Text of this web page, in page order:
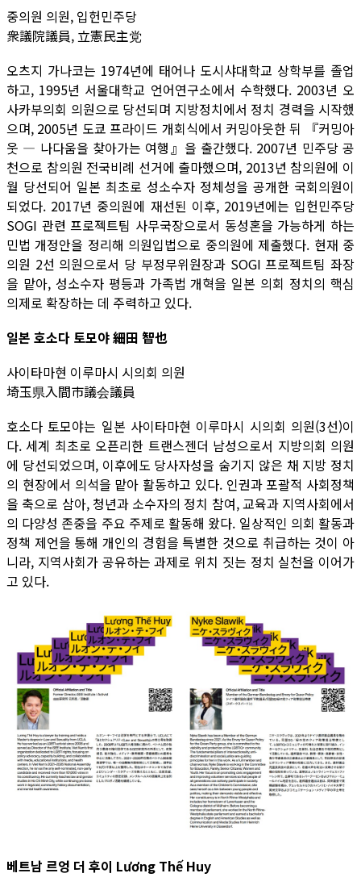
중의원 의원, 입헌민주당
衆議院議員, 立憲民主党
오츠지 가나코는 1974년에 태어나 도시샤대학교 상학부를 졸업
하고, 1995년 서울대학교 언어연구소에서 수학했다. 2003년 오
사카부의회 의원으로 당선되며 지방정치에서 정치 경력을 시작했
으며, 2005년 도쿄 프라이드 개회식에서 커밍아웃한 뒤 『커밍아
웃 ― 나다움을 찾아가는 여행』을 출간했다. 2007년 민주당 공
천으로 참의원 전국비례 선거에 출마했으며, 2013년 참의원에 이
월 당선되어 일본 최초로 성소수자 정체성을 공개한 국회의원이
되었다. 2017년 중의원에 재선된 이후, 2019년에는 입헌민주당
SOGI 관련 프로젝트팀 사무국장으로서 동성혼을 가능하게 하는
민법 개정안을 정리해 의원입법으로 중의원에 제출했다. 현재 중
의원 2선 의원으로서 당 부정무위원장과 SOGI 프로젝트팀 좌장
을 맡아, 성소수자 평등과 가족법 개혁을 일본 의회 정치의 핵심
의제로 확장하는 데 주력하고 있다.
일본 호소다 토모야 細田 智也
사이타마현 이루마시 시의회 의원
埼玉県入間市議会議員
호소다 토모야는 일본 사이타마현 이루마시 시의회 의원(3선)이
다. 세계 최초로 오픈리한 트랜스젠더 남성으로서 지방의회 의원
에 당선되었으며, 이후에도 당사자성을 숨기지 않은 채 지방 정치
의 현장에서 의석을 맡아 활동하고 있다. 인권과 포괄적 사회정책
을 축으로 삼아, 청년과 소수자의 정치 참여, 교육과 지역사회에서
의 다양성 존중을 주요 주제로 활동해 왔다. 일상적인 의회 활동과
정책 제언을 통해 개인의 경험을 특별한 것으로 취급하는 것이 아
니라, 지역사회가 공유하는 과제로 위치 짓는 정치 실천을 이어가
고 있다.
베트남 르엉 더 후이 Lương Thế Huy